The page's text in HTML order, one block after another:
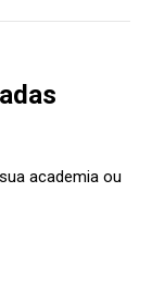
academia ou